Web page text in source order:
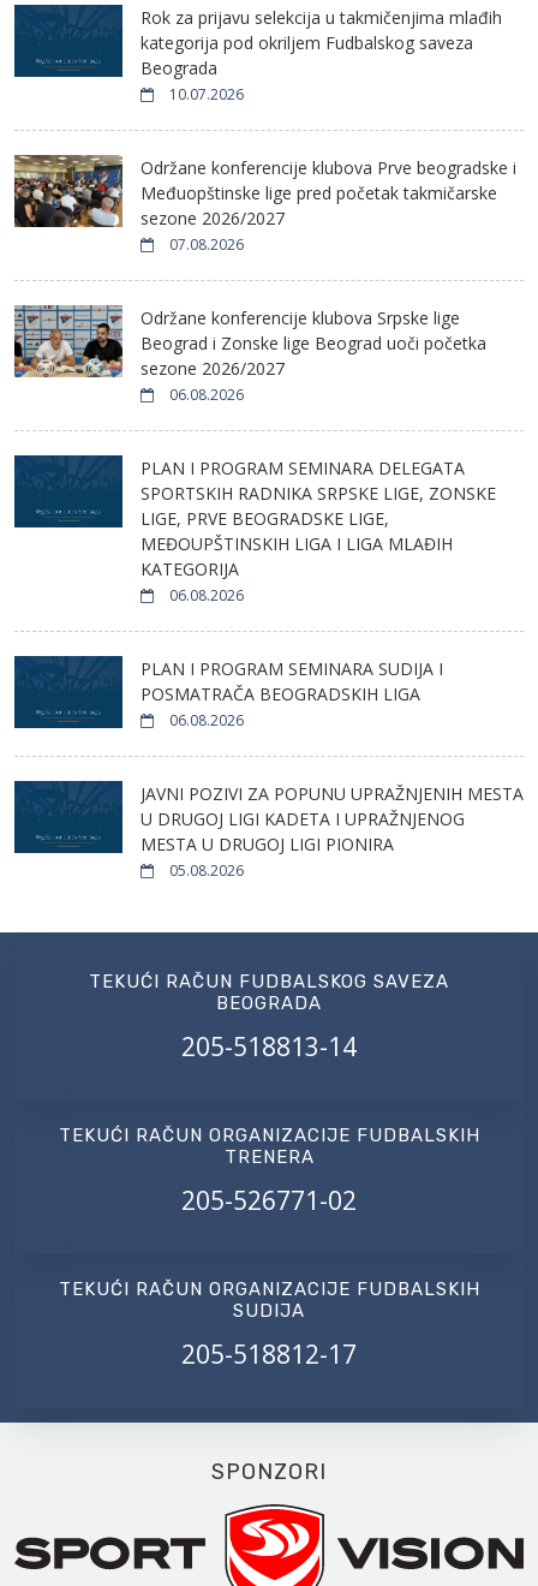
Rok za prijavu selekcija u takmičenjima mlađih
kategorija pod okriljem Fudbalskog saveza
Beograda
10.07.2026
Održane konferencije klubova Prve beogradske i
Međuopštinske lige pred početak takmičarske
sezone 2026/2027
07.08.2026
Održane konferencije klubova Srpske lige
Beograd i Zonske lige Beograd uoči početka
sezone 2026/2027
06.08.2026
PLAN I PROGRAM SEMINARA DELEGATA
SPORTSKIH RADNIKA SRPSKE LIGE, ZONSKE
LIGE, PRVE BEOGRADSKE LIGE,
MEĐOUPŠTINSKIH LIGA I LIGA MLAĐIH
KATEGORIJA
06.08.2026
PLAN I PROGRAM SEMINARA SUDIJA I
POSMATRAČA BEOGRADSKIH LIGA
06.08.2026
JAVNI POZIVI ZA POPUNU UPRAŽNJENIH MESTA
U DRUGOJ LIGI KADETA I UPRAŽNJENOG
MESTA U DRUGOJ LIGI PIONIRA
05.08.2026
TEKUĆI RAČUN FUDBALSKOG SAVEZA
BEOGRADA
205-518813-14
TEKUĆI RAČUN ORGANIZACIJE FUDBALSKIH
TRENERA
205-526771-02
TEKUĆI RAČUN ORGANIZACIJE FUDBALSKIH
SUDIJA
205-518812-17
SPONZORI